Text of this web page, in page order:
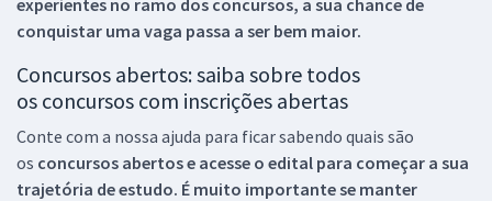
conquistar uma vaga passa a ser bem maior.
Concursos abertos: saiba sobre todos
os concursos com inscrições abertas
Conte com a nossa ajuda para ficar sabendo quais são
os concursos abertos e acesse o edital para começar a sua
trajetória de estudo. É muito importante se manter